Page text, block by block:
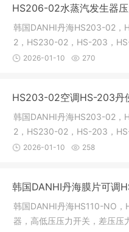
HS206-02水蒸汽发生器
韩国DANHI丹海HS203-02
2，HS230-02，HS-203，
0，HS203，HS206，HS2
2026-01-10 270
HS203-02空调HS-203丹
韩国DANHI丹海HS203-02
2，HS230-02，HS-203，
0，HS203，HS206，HS2
2026-01-10 258
韩国DANHI丹海膜片可调
韩国DANHI丹海HS110-NO
器，高低压压力开关，差压压